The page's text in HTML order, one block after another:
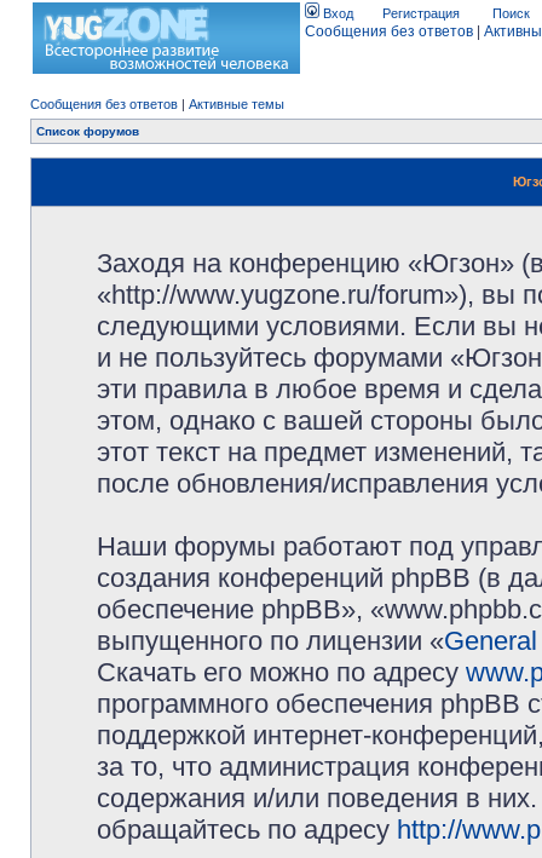
Вход Регистрация Поиск
Сообщения без ответов
Сообщения без ответов | Активные темы
Список форумов
Заходя на конференцию «Югзон»
«http://www.yugzone.ru/forum»), вы
следующими условиями. Если вы
и не пользуйтесь форумами
эти правила в любое время и
этом, однако с вашей стороны
этот текст на предмет изменений,
после обновления/исправления
Наши форумы работают под
создания конференций phpBB (в
обеспечение phpBB»,
выпущенного по лицензии «
Скачать его можно по адресу
программного обеспечения phpBB
поддержкой интернет-
за то, что администрация
содержания и/или поведения в
обращайтесь по адресу http://